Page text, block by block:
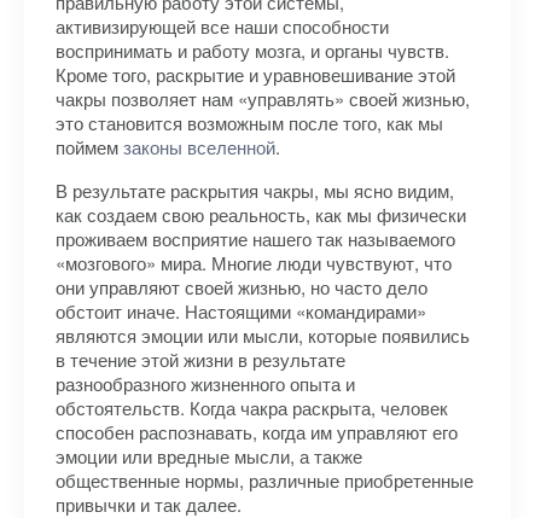
активизирующей все наши способности
воспринимать и работу мозга, и органы чувств.
Кроме того, раскрытие и уравновешивание этой
чакры позволяет нам «управлять» своей жизнью,
это становится возможным после того, как мы
поймемзаконы вселенной.
В результате раскрытия чакры, мы ясно видим,
как создаем свою реальность, как мы физически
проживаем восприятие нашего так называемого
«мозгового» мира. Многие люди чувствуют, что
они управляют своей жизнью, но часто дело
обстоит иначе. Настоящими «командирами»
являются эмоции или мысли, которые появились
в течение этой жизни в результате
разнообразного жизненного опыта и
обстоятельств. Когда чакра раскрыта, человек
способен распознавать, когда им управляют его
эмоции или вредные мысли, а также
общественные нормы, различные приобретенные
привычки и так далее.